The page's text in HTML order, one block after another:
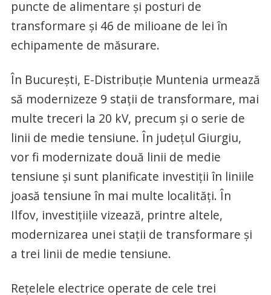
puncte de alimentare și posturi de
transformare și 46 de milioane de lei în
echipamente de măsurare.
În București, E-Distribuție Muntenia urmează
să modernizeze 9 stații de transformare, mai
multe treceri la 20 kV, precum și o serie de
linii de medie tensiune. În județul Giurgiu,
vor fi modernizate două linii de medie
tensiune și sunt planificate investiții în liniile
joasă tensiune în mai multe localități. În
Ilfov, investițiile vizează, printre altele,
modernizarea unei stații de transformare și
a trei linii de medie tensiune.
Rețelele electrice operate de cele trei